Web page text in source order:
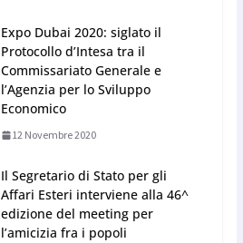
Expo Dubai 2020: siglato il
Protocollo d’Intesa tra il
Commissariato Generale e
l’Agenzia per lo Sviluppo
Economico
12 Novembre 2020
Il Segretario di Stato per gli
Affari Esteri interviene alla 46^
edizione del meeting per
l’amicizia fra i popoli